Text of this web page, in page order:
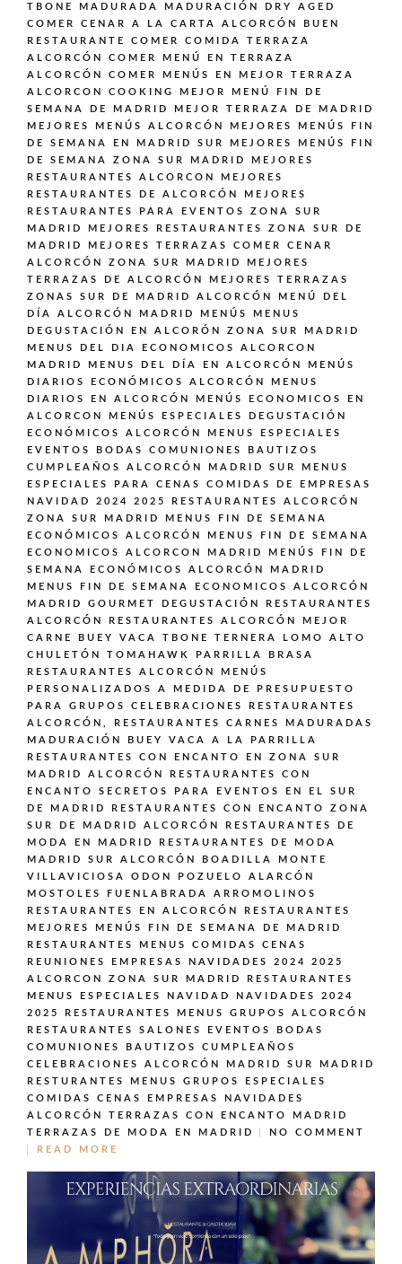
TBONE MADURADA MADURACIÓN DRY AGED
COMER CENAR A LA CARTA ALCORCÓN BUEN
RESTAURANTE
COMER COMIDA TERRAZA
ALCORCÓN
COMER MENÚ EN TERRAZA
ALCORCÓN
COMER MENÚS EN MEJOR TERRAZA
ALCORCON
COOKING
MEJOR MENÚ FIN DE
SEMANA DE MADRID
MEJOR TERRAZA DE MADRID
MEJORES MENÚS ALCORCÓN
MEJORES MENÚS FIN
DE SEMANA EN MADRID SUR
MEJORES MENÚS FIN
DE SEMANA ZONA SUR MADRID
MEJORES
RESTAURANTES ALCORCON
MEJORES
RESTAURANTES DE ALCORCÓN
MEJORES
RESTAURANTES PARA EVENTOS ZONA SUR
MADRID
MEJORES RESTAURANTES ZONA SUR DE
MADRID
MEJORES TERRAZAS COMER CENAR
ALCORCÓN ZONA SUR MADRID
MEJORES
TERRAZAS DE ALCORCÓN
MEJORES TERRAZAS
ZONAS SUR DE MADRID ALCORCÓN
MENÚ DEL
DÍA ALCORCÓN MADRID
MENÚS
MENUS
DEGUSTACIÓN EN ALCORÓN ZONA SUR MADRID
MENUS DEL DIA ECONOMICOS ALCORCON
MADRID
MENUS DEL DÍA EN ALCORCÓN
MENÚS
DIARIOS ECONÓMICOS ALCORCÓN
MENUS
DIARIOS EN ALCORCÓN
MENÚS ECONOMICOS EN
ALCORCON
MENÚS ESPECIALES DEGUSTACIÓN
ECONÓMICOS ALCORCÓN
MENUS ESPECIALES
EVENTOS BODAS COMUNIONES BAUTIZOS
CUMPLEAÑOS ALCORCÓN MADRID SUR
MENUS
ESPECIALES PARA CENAS COMIDAS DE EMPRESAS
NAVIDAD 2024 2025 RESTAURANTES ALCORCÓN
ZONA SUR MADRID
MENUS FIN DE SEMANA
ECONÓMICOS ALCORCÓN
MENUS FIN DE SEMANA
ECONOMICOS ALCORCON MADRID
MENÚS FIN DE
SEMANA ECONÓMICOS ALCORCÓN MADRID
MENUS FIN DE SEMANA ECONOMICOS ALCORCÓN
MADRID GOURMET DEGUSTACIÓN
RESTAURANTES
ALCORCÓN
RESTAURANTES ALCORCÓN MEJOR
CARNE BUEY VACA TBONE TERNERA LOMO ALTO
CHULETÓN TOMAHAWK PARRILLA BRASA
RESTAURANTES ALCORCÓN MENÚS
PERSONALIZADOS A MEDIDA DE PRESUPUESTO
PARA GRUPOS CELEBRACIONES
RESTAURANTES
ALCORCÓN,
RESTAURANTES CARNES MADURADAS
MADURACIÓN BUEY VACA A LA PARRILLA
RESTAURANTES CON ENCANTO EN ZONA SUR
MADRID ALCORCÓN
RESTAURANTES CON
ENCANTO SECRETOS PARA EVENTOS EN EL SUR
DE MADRID
RESTAURANTES CON ENCANTO ZONA
SUR DE MADRID ALCORCÓN
RESTAURANTES DE
MODA EN MADRID
RESTAURANTES DE MODA
MADRID SUR ALCORCÓN BOADILLA MONTE
VILLAVICIOSA ODON POZUELO ALARCÓN
MOSTOLES FUENLABRADA ARROMOLINOS
RESTAURANTES EN ALCORCÓN
RESTAURANTES
MEJORES MENÚS FIN DE SEMANA DE MADRID
RESTAURANTES MENUS COMIDAS CENAS
REUNIONES EMPRESAS NAVIDADES 2024 2025
ALCORCON ZONA SUR MADRID
RESTAURANTES
MENUS ESPECIALES NAVIDAD NAVIDADES 2024
2025
RESTAURANTES MENUS GRUPOS ALCORCÓN
RESTAURANTES SALONES EVENTOS BODAS
COMUNIONES BAUTIZOS CUMPLEAÑOS
CELEBRACIONES ALCORCÓN MADRID SUR MADRID
RESTURANTES MENUS GRUPOS ESPECIALES
COMIDAS CENAS EMPRESAS NAVIDADES
ALCORCÓN
TERRAZAS CON ENCANTO MADRID
TERRAZAS DE MODA EN MADRID
NO COMMENT
READ MORE